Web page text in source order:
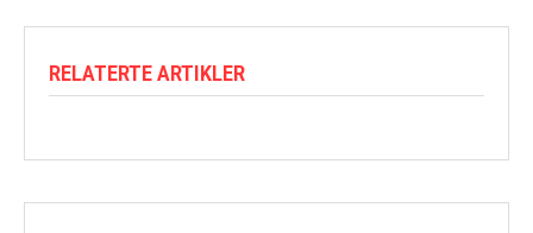
RELATERTE ARTIKLER